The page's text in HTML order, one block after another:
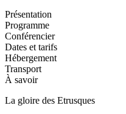
Présentation
Programme
Conférencier
Dates et tarifs
Hébergement
Transport
À savoir
La gloire des Etrusques